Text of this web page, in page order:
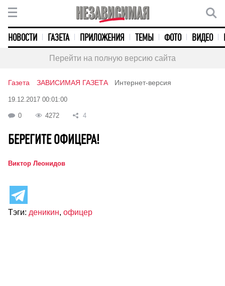
НОВОСТИ ГАЗЕТА ПРИЛОЖЕНИЯ ТЕМЫ ФОТО ВИДЕО
Перейти на полную версию сайта
Газета ЗАВИСИМАЯ ГАЗЕТА Интернет-версия
19.12.2017 00:01:00
0 4272 4
БЕРЕГИТЕ ОФИЦЕРА!
Виктор Леонидов
Тэги: деникин, офицер